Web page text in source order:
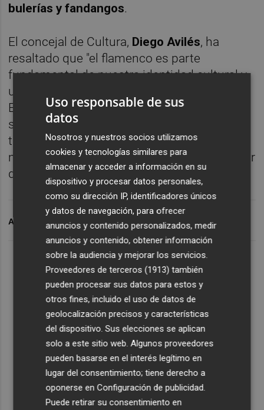
bulerías y fandangos.
El concejal de Cultura, Diego Avilés, ha
resaltado que "el flamenco es parte
fundamental de nuestra identidad cultural y
un vínculo poderoso con nuestra historia.
Este homenaje en las plazas de Murcia no
solo es un tributo a esta forma de arte, sino
también una invitación a todos los
murcianos y visitantes a participar y disfrutar
de esta rica tradición que sigue viva".
ARCHIVADO EN FLAMENCO MURCIA
Uso responsable de sus
datos
Nosotros y nuestros socios utilizamos
cookies y tecnologías similares para
almacenar y acceder a información en su
dispositivo y procesar datos personales,
como su dirección IP, identificadores únicos
y datos de navegación, para ofrecer
anuncios y contenido personalizados, medir
anuncios y contenido, obtener información
sobre la audiencia y mejorar los servicios.
Proveedores de terceros (1913) también
pueden procesar sus datos para estos y
otros fines, incluido el uso de datos de
geolocalización precisos y características
del dispositivo. Sus elecciones se aplican
solo a este sitio web. Algunos proveedores
pueden basarse en el interés legítimo en
lugar del consentimiento; tiene derecho a
oponerse enConfiguración de publicidad.
Puede retirar su consentimiento en